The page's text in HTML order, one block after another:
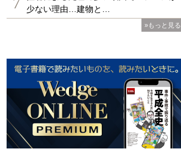
少ない理由…建物と…
»もっと見る